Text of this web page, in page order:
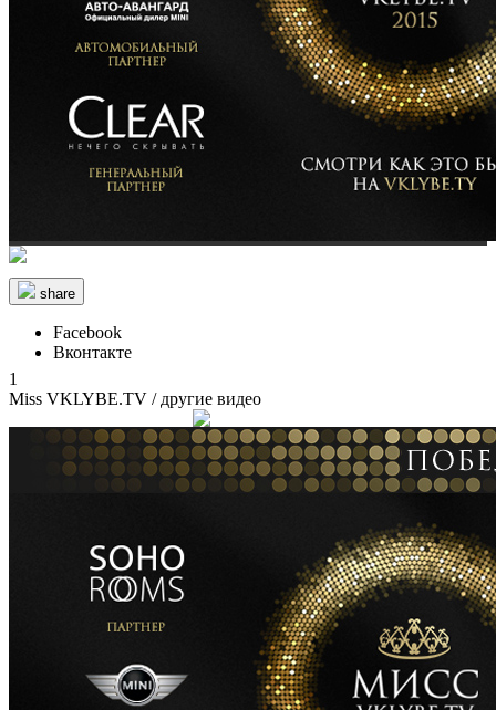
share
Facebook
Вконтакте
1
Miss VKLYBE.TV / другие видео